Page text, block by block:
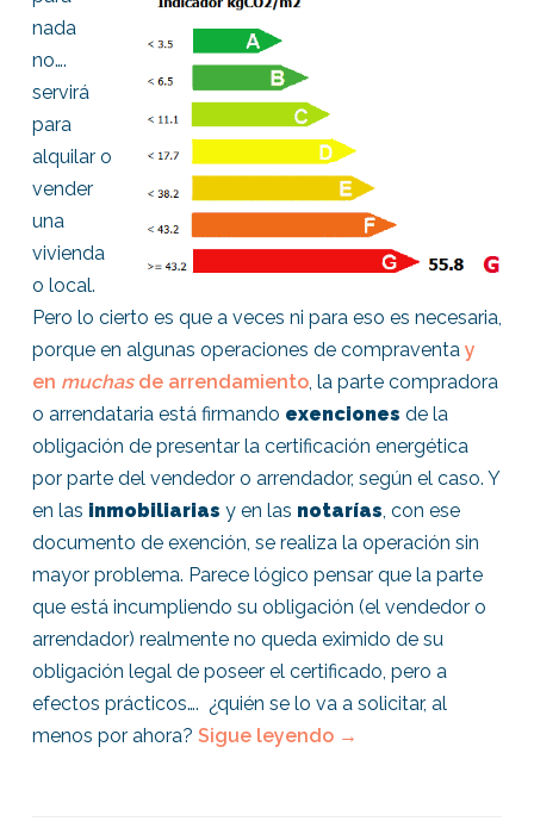
nada
no….
servirá
para
alquilar o
vender
una
vivienda
o local.
Pero lo cierto es que a veces ni para eso es necesaria,
porque en algunas operaciones de compraventa y
en muchasde arrendamiento, la parte compradora
o arrendataria está firmando exenciones de la
obligación de presentar la certificación energética
por parte del vendedor o arrendador, según el caso. Y
en las inmobiliarias y en las notarías, con ese
documento de exención, se realiza la operación sin
mayor problema. Parece lógico pensar que la parte
que está incumpliendo su obligación (el vendedor o
arrendador) realmente no queda eximido de su
obligación legal de poseer el certificado, pero a
efectos prácticos…. ¿quién se lo va a solicitar, al
menos por ahora? Sigue leyendo →